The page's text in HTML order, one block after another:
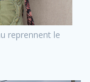
reprennent le